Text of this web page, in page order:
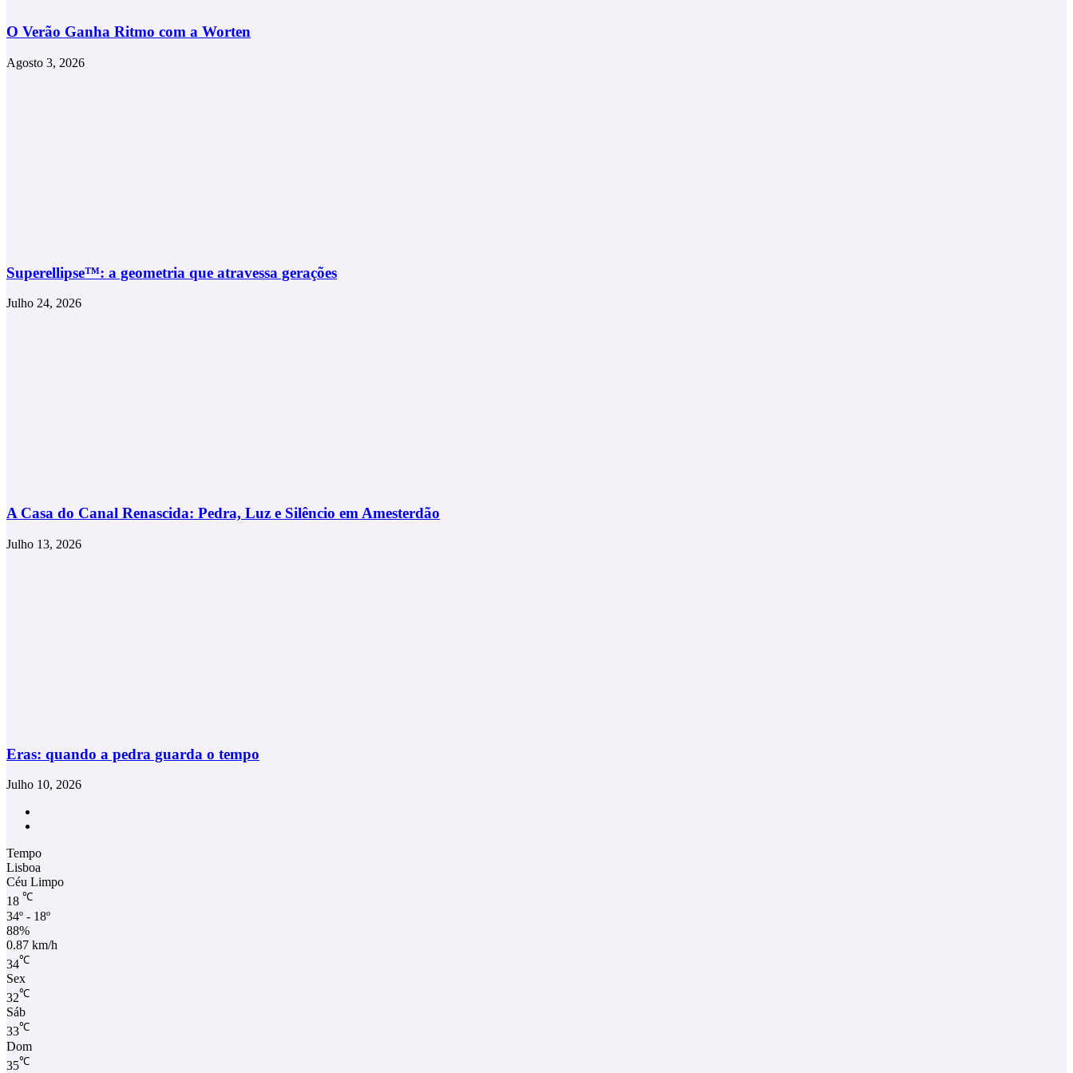
O Verão Ganha Ritmo com a Worten
Agosto 3, 2026
Superellipse™: a geometria que atravessa gerações
Julho 24, 2026
A Casa do Canal Renascida: Pedra, Luz e Silêncio em Amesterdão
Julho 13, 2026
Eras: quando a pedra guarda o tempo
Julho 10, 2026
Tempo
Lisboa
Céu Limpo
18 ℃
34º - 18º
88%
0.87 km/h
34℃
Sex
32℃
Sáb
33℃
Dom
35℃